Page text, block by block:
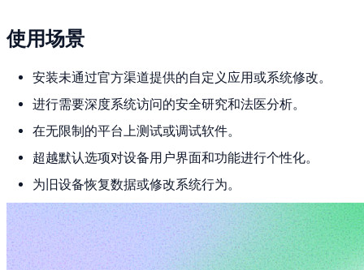
使用场景
安装未通过官方渠道提供的自定义应用或系统修改。
进行需要深度系统访问的安全研究和法医分析。
在无限制的平台上测试或调试软件。
超越默认选项对设备用户界面和功能进行个性化。
为旧设备恢复数据或修改系统行为。